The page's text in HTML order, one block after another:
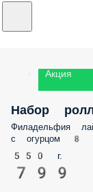
Акция
Набор
Филадельфия
шт.
550 г.
799 ₽ 1 250